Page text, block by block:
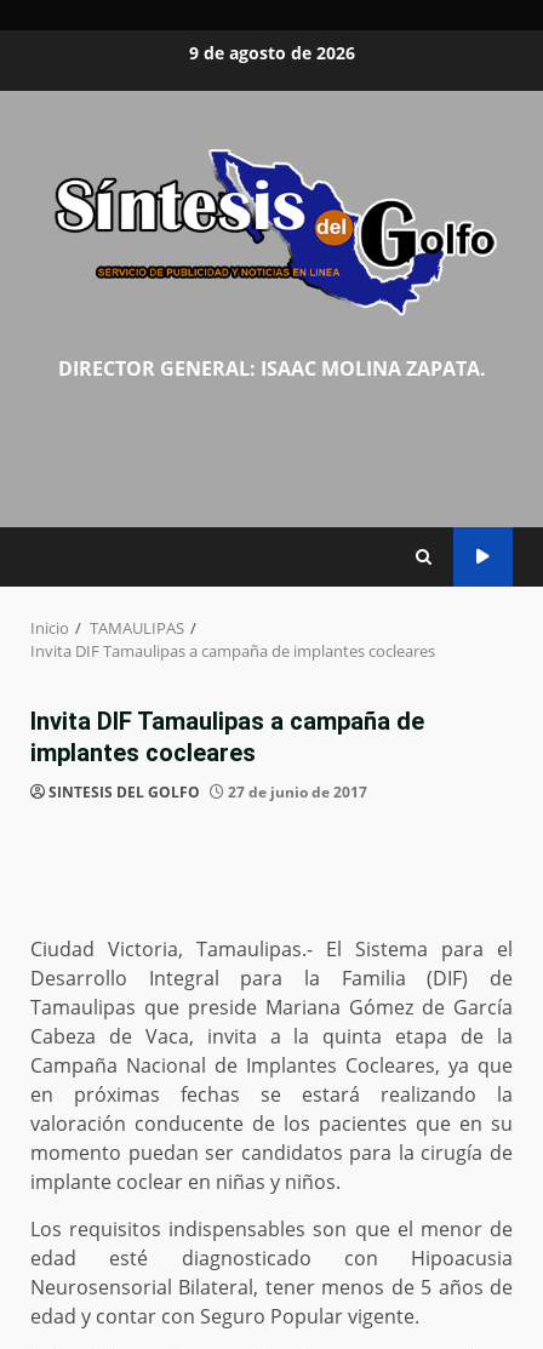
9 de agosto de 2026
DIRECTOR GENERAL: ISAAC MOLINA ZAPATA.
Inicio
TAMAULIPAS
Invita DIF Tamaulipas a campaña de implantes cocleares
Invita DIF Tamaulipas a campaña de
implantes cocleares
SINTESIS DEL GOLFO 27 de junio de 2017
Ciudad Victoria, Tamaulipas.- El Sistema para el
Desarrollo Integral para la Familia (DIF) de
Tamaulipas que preside Mariana Gómez de García
Cabeza de Vaca, invita a la quinta etapa de la
Campaña Nacional de Implantes Cocleares, ya que
en próximas fechas se estará realizando la
valoración conducente de los pacientes que en su
momento puedan ser candidatos para la cirugía de
implante coclear en niñas y niños.
Los requisitos indispensables son que el menor de
edad esté diagnosticado con Hipoacusia
Neurosensorial Bilateral, tener menos de 5 años de
edad y contar con Seguro Popular vigente.